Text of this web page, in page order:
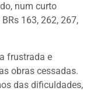
num curto
163, 262, 267,
frustrada e
obras cessadas.
das dificuldades,